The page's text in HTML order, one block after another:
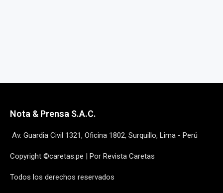
Nota & Prensa S.A.C.
Av. Guardia Civil 1321, Oficina 1802, Surquillo, Lima - Perú
Copyright ©caretas.pe | Por Revista Caretas
Todos los derechos reservados